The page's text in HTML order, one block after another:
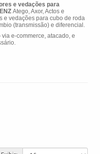
e vedações para
Atego, Axor, Actos e
e vedações para cubo de roda
(transmissão) e diferencial.
e-commerce, atacado, e